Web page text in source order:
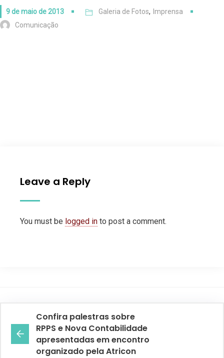
9 de maio de 2013 Galeria de Fotos,
Imprensa
Comunicação
Leave a Reply
You must be logged in to post a comment.
Confira palestras sobre
RPPS e Nova Contabilidade
apresentadas em encontro
organizado pela Atricon